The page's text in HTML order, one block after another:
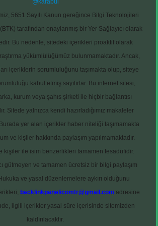
@karabul
5651 Sayılı Kanun gereğince Bilgi Teknolojileri
tarafından onaylanmış bir Yer Sağlayıcı olarak
Bu nedenle, sitedeki içerikleri proaktif olarak
yükümlülüğümüz bulunmamaktadır. Ancak,
içeriklerin sorumluluğunu taşımakta olup, siteye
kabul etmiş sayılırlar. Bu internet sitesi,
kurum veya şahıs şirketi ile hiçbir bağlantısı
Sitede yalnızca kendi hazırladığımız makaleler
yer alan içerikler haber niteliği taşımamakta
ve kişiler hakkında paylaşım yapılmamaktadır.
kişiler ile isim benzerlikleri tamamen tesadüfidir.
gütmeyen ve tamamen ücretsiz bir bilgi paylaşım
ve yasal düzenlemelere aykırı olduğunu
backlinkpanelicomtr@gmail.com adresine
ilgili içerikler yasal süre içerisinde sitemizden
kaldırılacaktır.